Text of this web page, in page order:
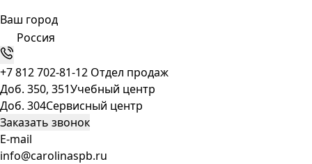
Ваш город
Россия
+7 812 702-81-12 Отдел продаж
Доб. 350, 351Учебный центр
Доб. 304Сервисный центр
Заказать звонок
E-mail
info@carolinaspb.ru